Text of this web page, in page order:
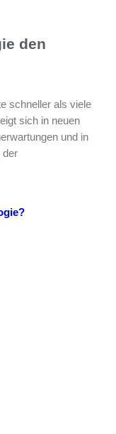
den
schneller als viele
sich in neuen
und in
der